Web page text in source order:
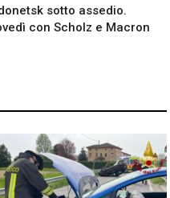
sotto assedio.
con Scholz e Macron